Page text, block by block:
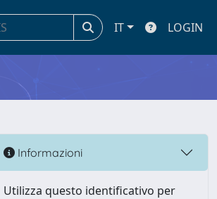
IT LOGIN
Informazioni
Utilizza questo identificativo per